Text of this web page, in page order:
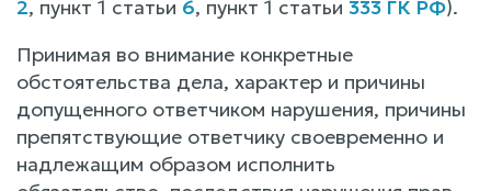
2, пункт 1 статьи 6, пункт 1 статьи 333 ГК РФ).
Принимая во внимание конкретные
обстоятельства дела, характер и причины
допущенного ответчиком нарушения, причины
препятствующие ответчику своевременно и
надлежащим образом исполнить